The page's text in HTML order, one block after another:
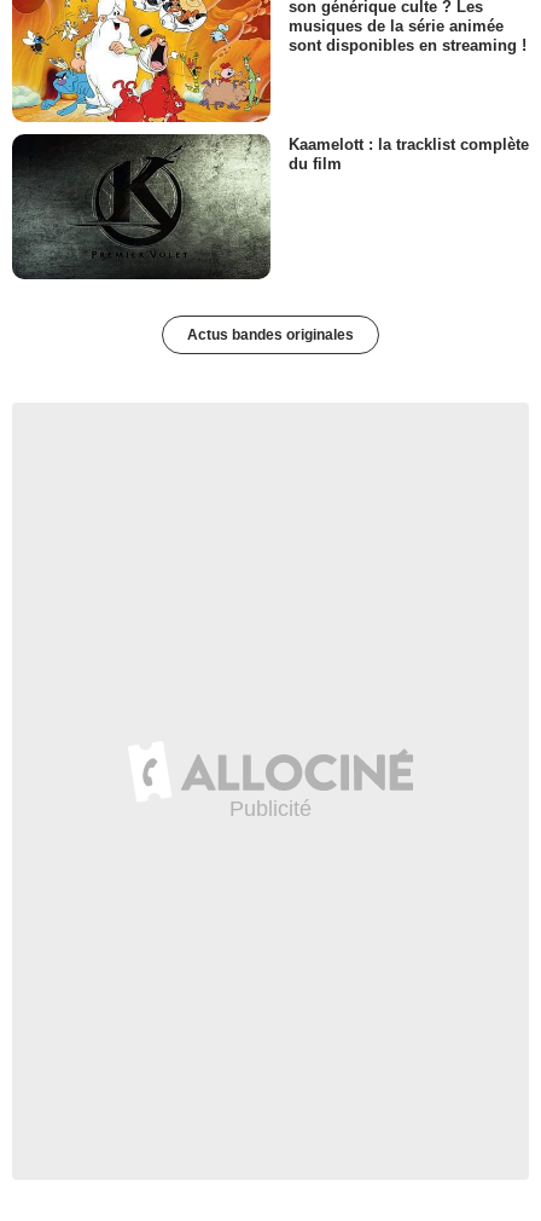
son générique culte ? Les
musiques de la série animée
sont disponibles en streaming !
Kaamelott : la tracklist complète
du film
Actus bandes originales